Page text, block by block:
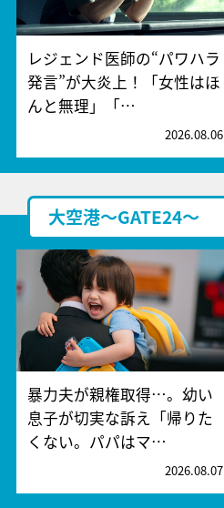
レジェンド医師の“パワハラ
発言”が大炎上！「女性はほ
んと無理」「…
2026.08.06
大空港～GATE24～
暴力夫が親権取得…。幼い
息子が切実な訴え「帰りた
くない。パパはマ…
2026.08.07